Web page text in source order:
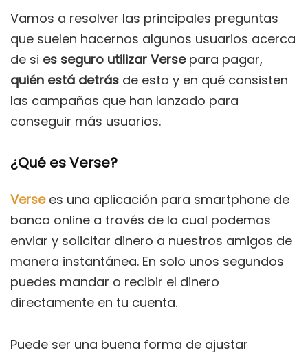
Vamos a resolver las principales preguntas
que suelen hacernos algunos usuarios acerca
de si es seguro utilizar Versepara pagar,
quién está detrás de esto y en qué consisten
las campañas que han lanzado para
conseguir más usuarios.
¿Qué es Verse?
Verse es una aplicación para smartphone de
banca online a través de la cual podemos
enviar y solicitar dinero a nuestros amigos de
manera instantánea. En solo unos segundos
puedes mandar o recibir el dinero
directamente en tu cuenta.
Puede ser una buena forma de ajustar